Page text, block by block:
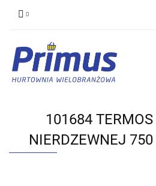
101684
NIERDZEWNEJ